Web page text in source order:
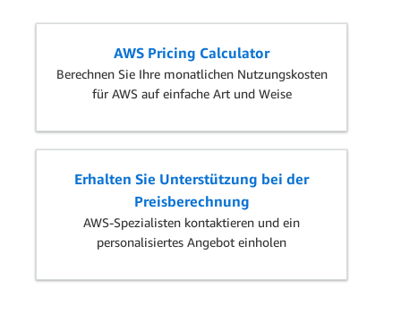
AWS Pricing Calculator
Berechnen Sie Ihre monatlichen Nutzungskosten
für AWS auf einfache Art und Weise
Erhalten Sie Unterstützung bei der
Preisberechnung
AWS-Spezialisten kontaktieren und ein
personalisiertes Angebot einholen